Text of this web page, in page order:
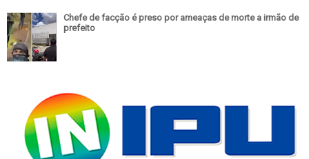
Chefe de facção é preso por ameaças de morte a irmão de
prefeito